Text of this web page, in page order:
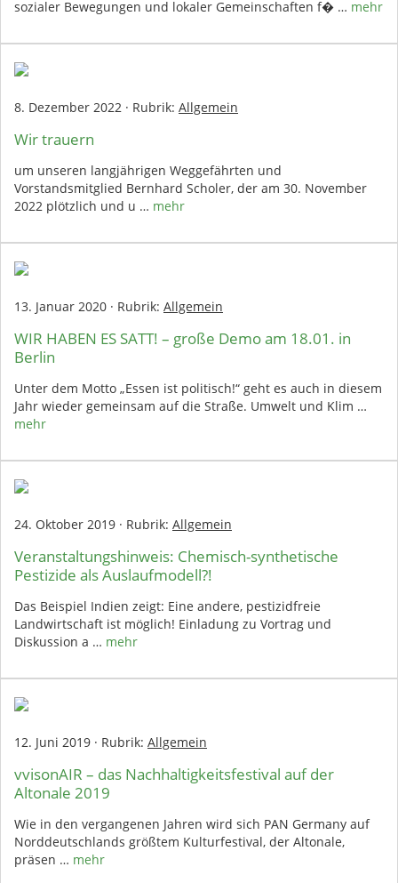
sozialer Bewegungen und lokaler Gemeinschaften f� … mehr
8. Dezember 2022 · Rubrik: Allgemein
Wir trauern
um unseren langjährigen Weggefährten und
Vorstandsmitglied Bernhard Scholer, der am 30. November
2022 plötzlich und u … mehr
13. Januar 2020 · Rubrik: Allgemein
WIR HABEN ES SATT! – große Demo am 18.01. in
Berlin
Unter dem Motto „Essen ist politisch!“ geht es auch in diesem
Jahr wieder gemeinsam auf die Straße. Umwelt und Klim …
mehr
24. Oktober 2019 · Rubrik: Allgemein
Veranstaltungshinweis: Chemisch-synthetische
Pestizide als Auslaufmodell?!
Das Beispiel Indien zeigt: Eine andere, pestizidfreie
Landwirtschaft ist möglich! Einladung zu Vortrag und
Diskussion a … mehr
12. Juni 2019 · Rubrik: Allgemein
vvisonAIR – das Nachhaltigkeitsfestival auf der
Altonale 2019
Wie in den vergangenen Jahren wird sich PAN Germany auf
Norddeutschlands größtem Kulturfestival, der Altonale,
präsen … mehr